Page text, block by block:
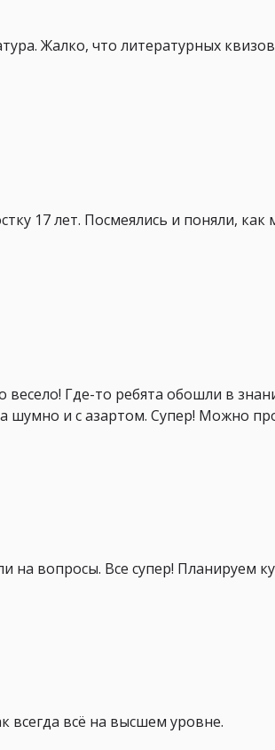
Жалко, что литературных
17 лет. Посмеялись и поняли,
Где-то ребята обошли в
и с азартом. Супер! Можно
на вопросы. Все супер! Планируем
всегда всё на высшем уровне.